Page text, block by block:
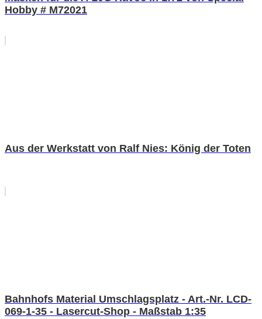
Hobby # M72021
Aus der Werkstatt von Ralf Nies: König der Toten
Bahnhofs Material Umschlagsplatz - Art.-Nr. LCD-
069-1-35 - Lasercut-Shop - Maßstab 1:35